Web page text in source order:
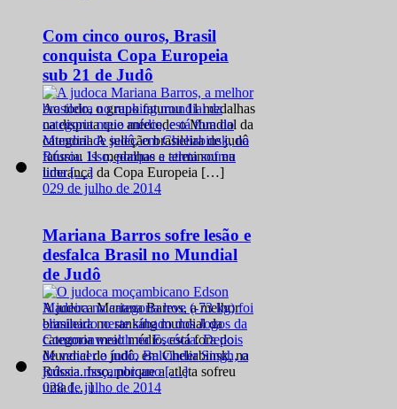
Com cinco ouros, Brasil
conquista Copa Europeia
sub 21 de Judô
Ao todo, o grupo faturou 11 medalhas
na disputa que antecede o Mundial da
categoria A seleção brasileira de judô
faturou 11 medalhas e terminou na
liderança da Copa Europeia […]
029 de julho de 2014
Mariana Barros sofre lesão e
desfalca Brasil no Mundial
de Judô
A judoca Mariana Barros, a melhor
brasileira no ranking mundial da
categoria meio médio, está fora do
Mundial de judô, em Cheliabinsk, na
Rússia. Isso, porque a atleta sofreu
uma […]
028 de julho de 2014